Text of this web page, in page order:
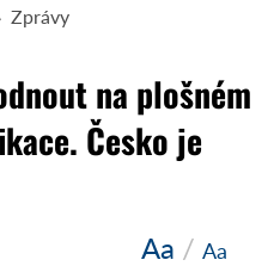
Zprávy
na plošném
Česko je
Aa / Aa